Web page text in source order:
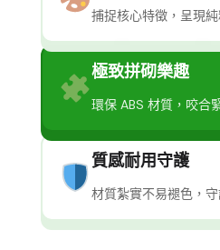
質感耐用守護
材質紮實不易褪色，守
極致拼砌樂趣
環保 ABS 材質，咬合
捕捉核心特徵，呈現純